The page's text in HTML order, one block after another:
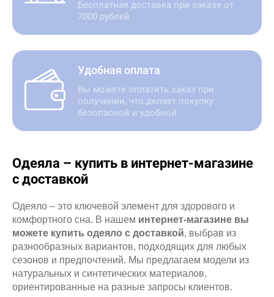
Бесплатная доставка при заказе от
7000 рублей
Удобная оплата
Вы можете оплатить заказ при
получении, что делает покупку
безопасной и удобной
Одеяла – купить в интернет-магазине
с доставкой
Одеяло – это ключевой элемент для здорового и
комфортного сна. В нашем интернет-магазине вы
можете купить одеяло с доставкой, выбрав из
разнообразных вариантов, подходящих для любых
сезонов и предпочтений. Мы предлагаем модели из
натуральных и синтетических материалов,
ориентированные на разные запросы клиентов.